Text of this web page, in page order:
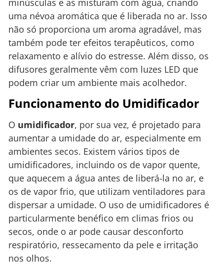
uma névoa aromática que é liberada no ar. Isso
não só proporciona um aroma agradável, mas
também pode ter efeitos terapêuticos, como
relaxamento e alívio do estresse. Além disso, os
difusores geralmente vêm com luzes LED que
podem criar um ambiente mais acolhedor.
Funcionamento do Umidificador
O umidificador, por sua vez, é projetado para
aumentar a umidade do ar, especialmente em
ambientes secos. Existem vários tipos de
umidificadores, incluindo os de vapor quente,
que aquecem a água antes de liberá-la no ar, e
os de vapor frio, que utilizam ventiladores para
dispersar a umidade. O uso de umidificadores é
particularmente benéfico em climas frios ou
secos, onde o ar pode causar desconforto
respiratório, ressecamento da pele e irritação
nos olhos.